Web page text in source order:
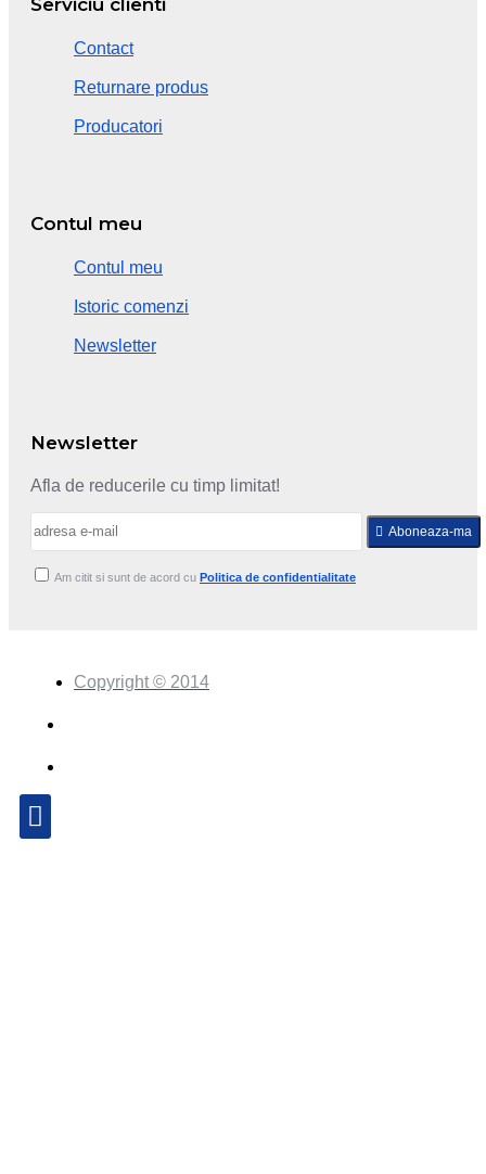
Contact
Returnare produs
Producatori
Contul meu
Contul meu
Istoric comenzi
Newsletter
Newsletter
Afla de reducerile cu timp limitat!
Aboneaza-ma
Am citit si sunt de acord cu Politica de confidentialitate
Copyright © 2014